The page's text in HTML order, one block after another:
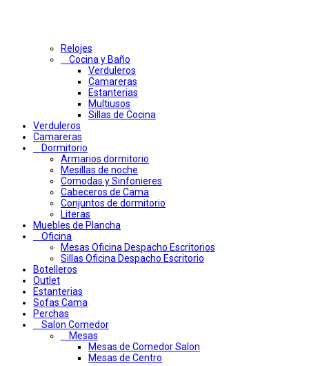
Relojes
Cocina y Baño
Verduleros
Camareras
Estanterias
Multiusos
Sillas de Cocina
Verduleros
Camareras
Dormitorio
Armarios dormitorio
Mesillas de noche
Comodas y Sinfonieres
Cabeceros de Cama
Conjuntos de dormitorio
Literas
Muebles de Plancha
Oficina
Mesas Oficina Despacho Escritorios
Sillas Oficina Despacho Escritorio
Botelleros
Outlet
Estanterias
Sofas Cama
Perchas
Salon Comedor
Mesas
Mesas de Comedor Salon
Mesas de Centro